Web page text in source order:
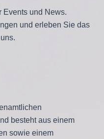
Events und News.
und erleben Sie das
besteht aus einem
sowie einem